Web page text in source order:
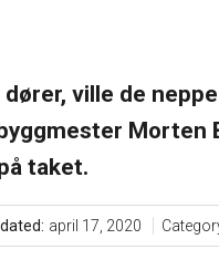
ville de
Morten
taket.
april 17, 2020